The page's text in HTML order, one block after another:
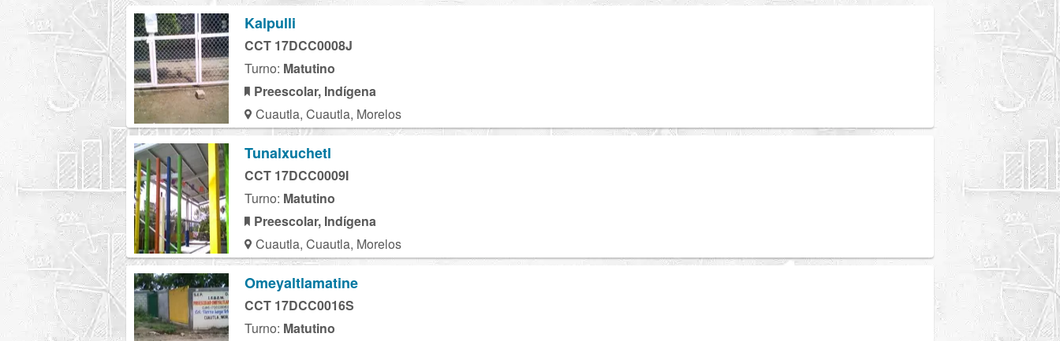
Kalpulli
CCT 17DCC0008J
Turno: Matutino
Preescolar, Indígena
Cuautla, Cuautla, Morelos
Tunalxuchetl
CCT 17DCC0009I
Turno: Matutino
Preescolar, Indígena
Cuautla, Cuautla, Morelos
Omeyaltlamatine
CCT 17DCC0016S
Turno: Matutino